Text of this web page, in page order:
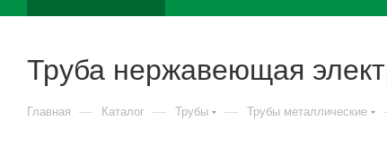
Труба нержавеющая
Главная — Каталог — Трубы — Трубы металлические